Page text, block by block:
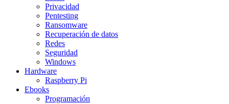
Recuperación de datos
Redes
Seguridad
Windows
Hardware
Raspberry Pi
Ebooks
Programación
Ciberseguridad
Unix / Linux